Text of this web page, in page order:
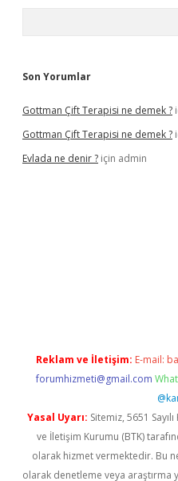
Son Yorumlar
Gottman Çift Terapisi ne demek ?
Gottman Çift Terapisi ne demek ?
Evlada ne denir ? için admin
Reklam ve İletişim: E-mail:
forumhizmeti@gmail.com
Yasal Uyarı: Sitemiz, 5651
ve İletişim Kurumu (BTK)
olarak hizmet vermektedir. Bu
olarak denetleme veya araştırma